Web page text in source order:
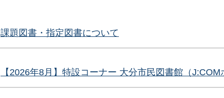
課題図書・指定図書について
【2026年8月】特設コーナー 大分市民図書館（